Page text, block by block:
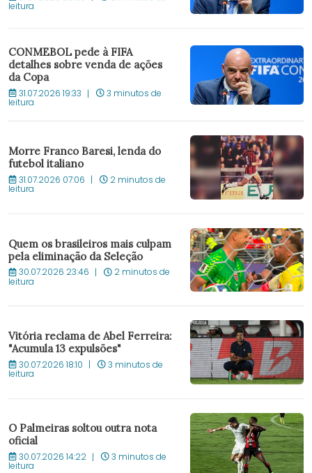
leitura
CONMEBOL pede à FIFA
detalhes sobre venda de ações
da Copa
31.07.2026 19:33 3 minutos de
leitura
Morre Franco Baresi, lenda do
futebol italiano
31.07.2026 07:06 2 minutos de
leitura
Quem os brasileiros mais culpam
pela eliminação da Seleção
30.07.2026 23:46 2 minutos de
leitura
Vitória reclama de Abel Ferreira:
"Acumula 13 expulsões"
30.07.2026 18:10 3 minutos de
leitura
O Palmeiras soltou outra nota
oficial
30.07.2026 14:22 3 minutos de
leitura